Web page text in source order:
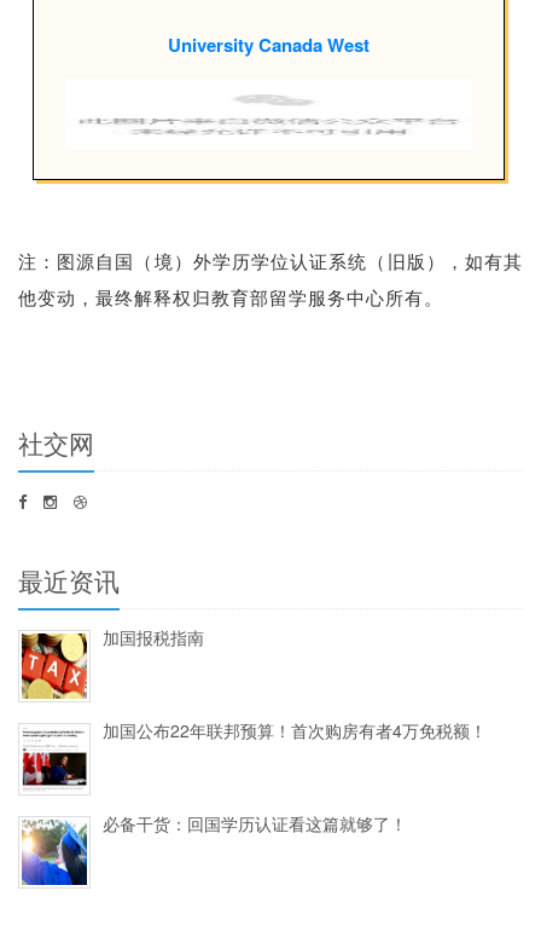
University Canada West
注：图源自国（境）外学历学位认证系统 （旧版）
，如有其
他变动 ，最终解释权归教育部留学服务中心所有。
社交网
最近资讯
加国报税指南
加国公布22年联邦预算！首次购房有者4万免税额！
必备干货：回国学历认证看这篇就够了！